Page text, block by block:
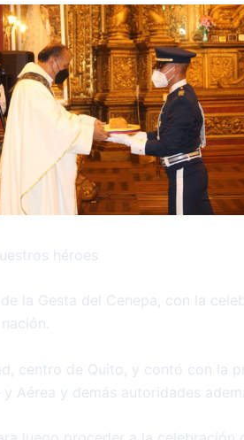
héroes
la Gesta del Cenepa, con la
centro de Quito, y contó con la
Aérea y demás autoridades